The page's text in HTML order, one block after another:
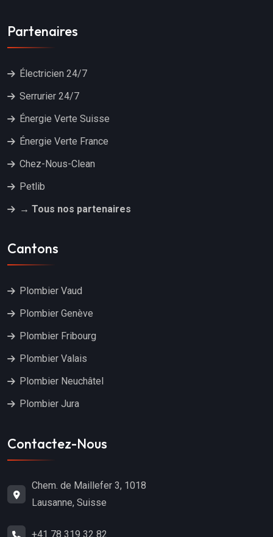
Partenaires
Électricien 24/7
Serrurier 24/7
Énergie Verte Suisse
Énergie Verte France
Chez-Nous-Clean
Petlib
→ Tous nos partenaires
Cantons
Plombier Vaud
Plombier Genève
Plombier Fribourg
Plombier Valais
Plombier Neuchâtel
Plombier Jura
Contactez-Nous
Chem. de Maillefer 3, 1018
Lausanne, Suisse
+41 78 319 32 82